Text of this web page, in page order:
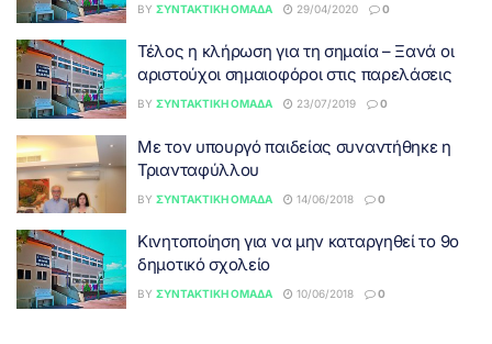
BY ΣΥΝΤΑΚΤΙΚΉ ΟΜΆΔΑ 29/04/2020 0
Τέλος η κλήρωση για τη σημαία – Ξανά οι
αριστούχοι σημαιοφόροι στις παρελάσεις
BY ΣΥΝΤΑΚΤΙΚΉ ΟΜΆΔΑ 23/07/2019 0
Με τον υπουργό παιδείας συναντήθηκε η
Τριανταφύλλου
BY ΣΥΝΤΑΚΤΙΚΉ ΟΜΆΔΑ 14/06/2018 0
Κινητοποίηση για να μην καταργηθεί το 9ο
δημοτικό σχολείο
BY ΣΥΝΤΑΚΤΙΚΉ ΟΜΆΔΑ 10/06/2018 0